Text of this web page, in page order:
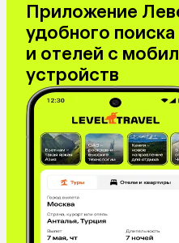
Приложение
удобного поиска
и отелей с
устройств